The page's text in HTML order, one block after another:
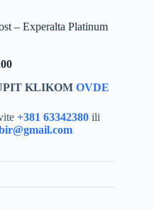
– Experalta Platinum
KLIKOMOVDE
+381 63342380 ili